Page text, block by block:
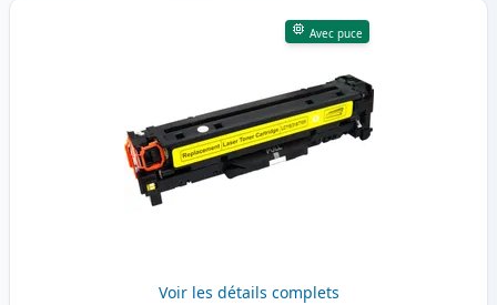
Avec puce
Voir les détails complets